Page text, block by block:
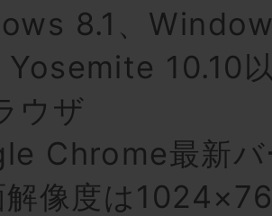
8.1、
Yosemite 10.10
ウザ
Chrome最新バ
解像度は